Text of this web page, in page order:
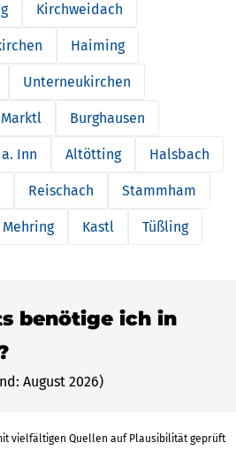
Kirchweidach
Haiming
Unterneukirchen
Marktl Burghausen
Inn Altötting Halsbach
Reischach Stammham
Mehring Kastl Tüßling
benötige ich in
August 2026)
vielfältigen Quellen auf Plausibilität geprüft